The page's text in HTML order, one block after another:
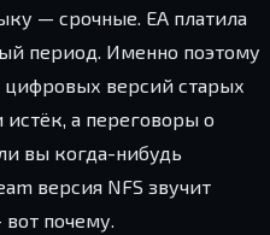
— срочные. EA платила
период. Именно поэтому
цифровых версий старых
а переговоры о
вы когда-нибудь
версия NFS звучит
почему.